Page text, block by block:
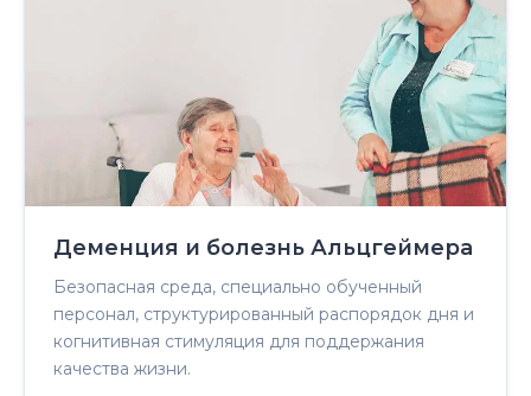
Деменция и болезнь Альцгеймера
Безопасная среда, специально обученный
персонал, структурированный распорядок дня и
когнитивная стимуляция для поддержания
качества жизни.